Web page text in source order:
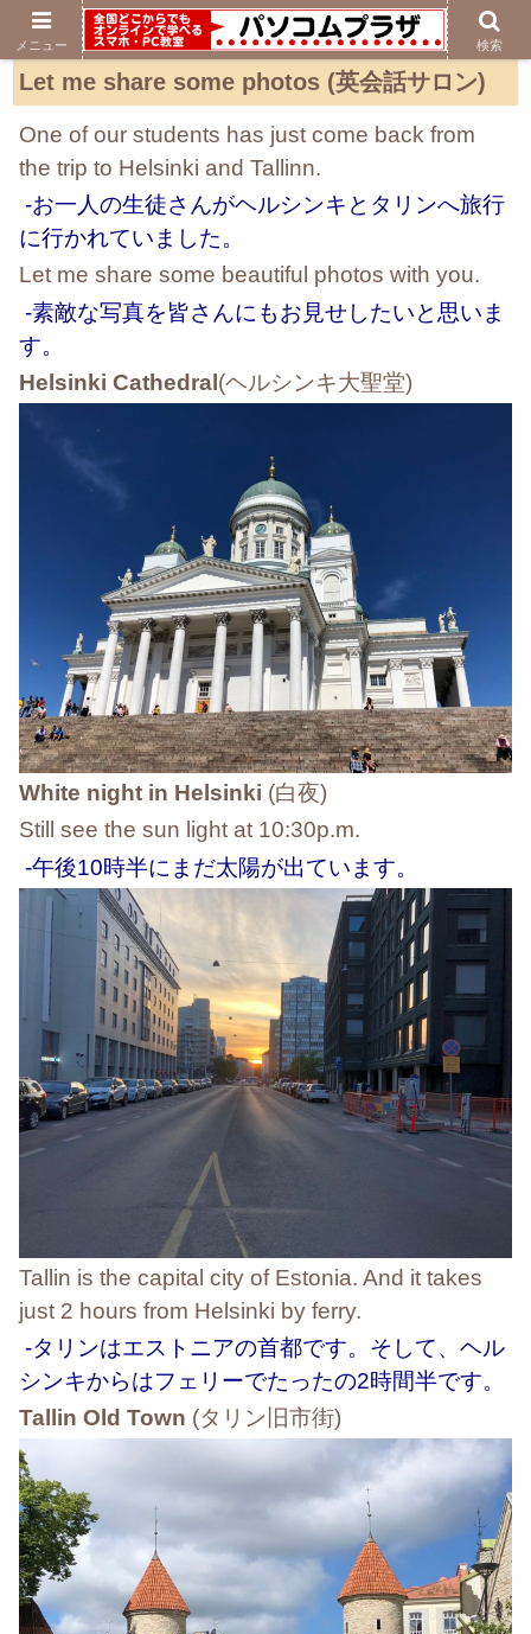
Let me share some photos (英会話サロン)
One of our students has just come back from
the trip to Helsinki and Tallinn.
-お一人の生徒さんがヘルシンキとタリンへ旅行
に行かれていました。
Let me share some beautiful photos with you.
-素敵な写真を皆さんにもお見せしたいと思いま
す。
Helsinki Cathedral(ヘルシンキ大聖堂)
White night in Helsinki (白夜)
Still see the sun light at 10:30p.m.
-午後10時半にまだ太陽が出ています。
Tallin is the capital city of Estonia. And it takes
just 2 hours from Helsinki by ferry.
-タリンはエストニアの首都です。そして、ヘル
シンキからはフェリーでたったの2時間半です。
Tallin Old Town (タリン旧市街)
メニュー 検索